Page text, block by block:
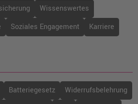
Wissenswertes
Soziales Engagement
Karriere
Batteriegesetz
Widerrufsbelehrung